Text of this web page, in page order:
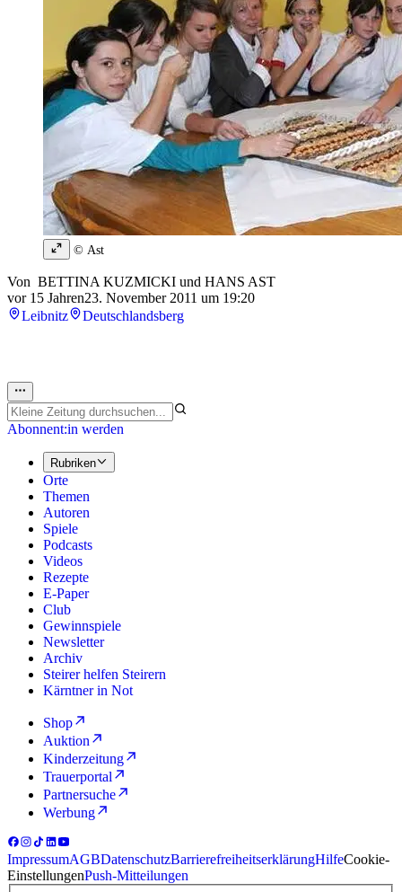
© Ast
Von BETTINA KUZMICKI und HANS AST
vor 15 Jahren23. November 2011 um 19:20
Leibnitz
Deutschlandsberg
Abonnent:in werden
Rubriken
Orte
Themen
Autoren
Spiele
Podcasts
Videos
Rezepte
E-Paper
Club
Gewinnspiele
Newsletter
Archiv
Steirer helfen Steirern
Kärntner in Not
Shop
Auktion
Kinderzeitung
Trauerportal
Partnersuche
Werbung
ImpressumAGBDatenschutzBarrierefreiheitserklärungHilfeCookie-
EinstellungenPush-Mitteilungen